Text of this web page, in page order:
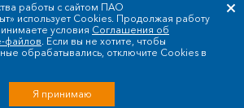
в отношении
данных
работы с сайтом ПАО
использует Cookies. Продолжая работу
условия Соглашения об
файлов. Если вы не хотите, чтобы
обрабатывались, отключите Cookies в
Я принимаю